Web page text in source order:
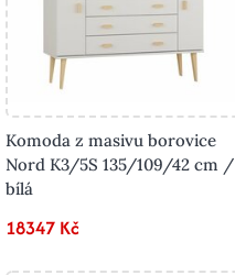
Komoda z masivu borovice
Nord K3/5S 135/109/42 cm /
bílá
18347 Kč